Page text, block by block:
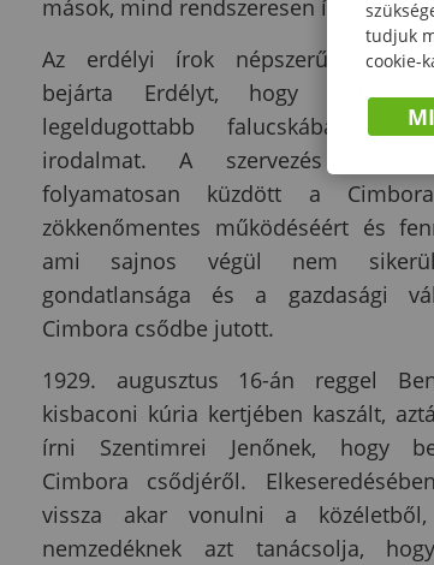
mások, mind rendszeresen írtak a
Az erdélyi írok népszerűsítésére
bejárta Erdélyt, hogy
legeldugottabb falucskába is
irodalmat. A szervezés és
folyamatosan küzdött a
zökkenőmentes működéséért és
ami sajnos végül nem
gondatlansága és a gazdasági
Cimbora csődbe jutott.
1929. augusztus 16-án reggel
kisbaconi kúria kertjében kaszált,
írni Szentimrei Jenőnek, hogy
Cimbora csődjéről.
vissza akar vonulni a
nemzedéknek azt tanácsolja,
tudjuk
cookie-